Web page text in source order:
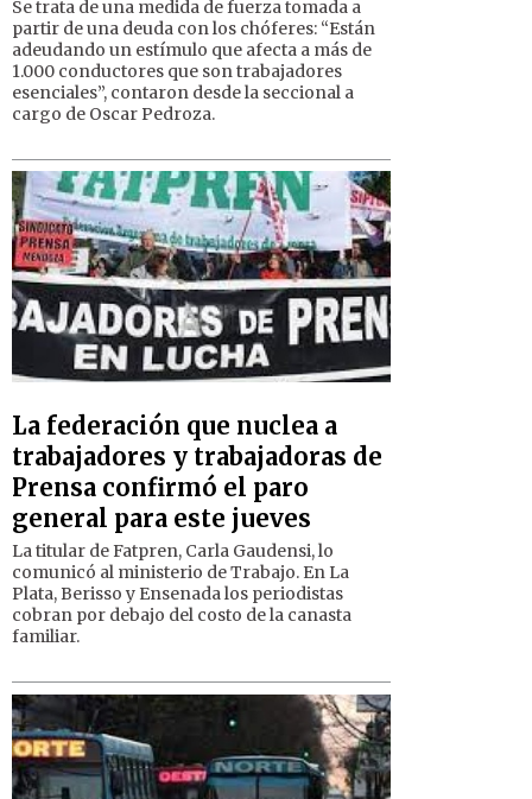
Se trata de una medida de fuerza tomada a
partir de una deuda con los chóferes: “Están
adeudando un estímulo que afecta a más de
1.000 conductores que son trabajadores
esenciales”, contaron desde la seccional a
cargo de Oscar Pedroza.
La federación que nuclea a
trabajadores y trabajadoras de
Prensa confirmó el paro
general para este jueves
La titular de Fatpren, Carla Gaudensi, lo
comunicó al ministerio de Trabajo. En La
Plata, Berisso y Ensenada los periodistas
cobran por debajo del costo de la canasta
familiar.